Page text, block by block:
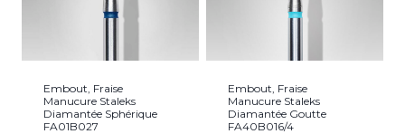
Embout, Fraise
Manucure Staleks
Diamantée Sphérique
FA01B027
Embout, Fraise
Manucure Staleks
Diamantée Goutte
FA40B016/4